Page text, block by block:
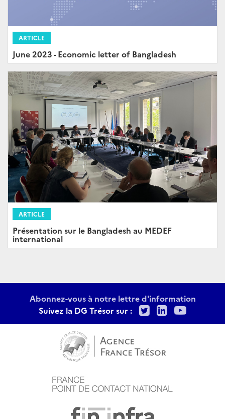
ARTICLE
June 2023 - Economic letter of Bangladesh
ARTICLE
Présentation sur le Bangladesh au MEDEF
international
Abonnez-vous à notre lettre d'information
Suivez la DG Trésor sur :
TwitterLinkedIn